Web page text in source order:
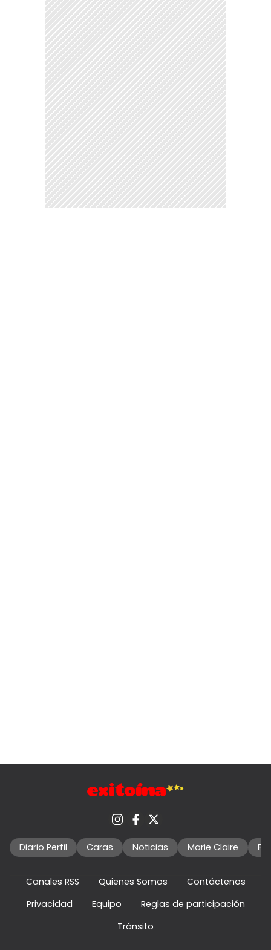
Diario Perfil Caras Noticias Marie Claire
Canales RSS Quienes Somos
Contáctenos
Privacidad
Equipo
Reglas de participación
Tránsito